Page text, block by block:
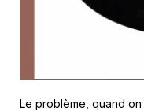
Le problème, quand on